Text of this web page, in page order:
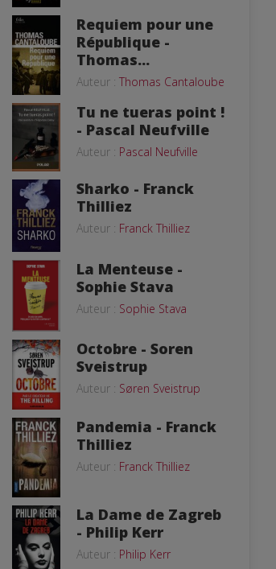
Requiem pour une
République -
Thomas...
Auteur : Thomas Cantaloube
Tu ne tueras point !
- Pascal Neufville
Auteur : Pascal Neufville
Sharko - Franck
Thilliez
Auteur : Franck Thilliez
La Menteuse -
Sophie Stava
Auteur : Sophie Stava
Octobre - Soren
Sveistrup
Auteur : Søren Sveistrup
Pandemia - Franck
Thilliez
Auteur : Franck Thilliez
La Dame de Zagreb
- Philip Kerr
Auteur : Philip Kerr